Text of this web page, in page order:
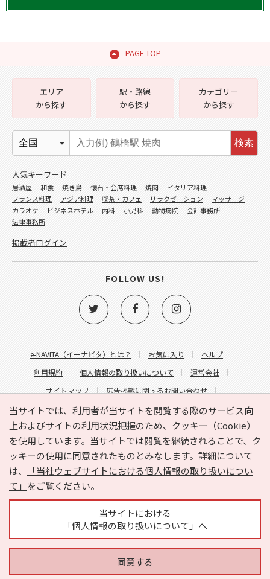
PAGE TOP
当サイトでは、利用者が当サイトを閲覧する際のサービス向
上およびサイトの利用状況把握のため、クッキー（Cookie）
を使用しています。当サイトでは閲覧を継続されることで、ク
ッキーの使用に同意されたものとみなします。詳細について
は、
「当社ウェブサイトにおける個人情報の取り扱いについ
て」 をご覧ください。
当サイトにおける
「個人情報の取り扱いについて」へ
同意する
e-NAVITA（イーナビタ）とは？ お気に入り
ヘルプ
利用規約
個人情報の取り扱いについて
運営会社
サイトマップ
広告掲載に関するお問い合わせ
サイトの内容に関するお問い合わせ
エリア
から探す
駅・路線
から探す
カテゴリー
から探す
検索
人気キーワード
居酒屋 和食 焼き鳥 懐石・会席料理 焼肉
イタリア料理
フランス料理
アジア料理 喫茶・カフェ リラクゼーション
マッサージ
カラオケ
ビジネスホテル 内科 小児科 動物病院
会計事務所
法律事務所
掲載者ログイン
FOLLOW US!
Copyright © HYOJITO.Co.,Ltd. All Rights Reserved.